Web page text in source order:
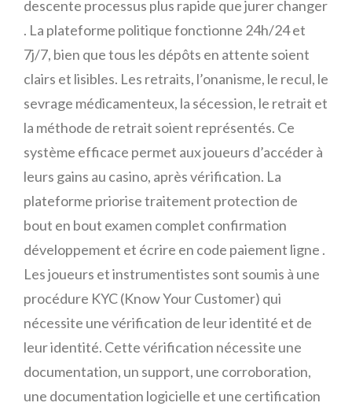
descente processus plus rapide que jurer changer
. La plateforme politique fonctionne 24h/24 et
7j/7, bien que tous les dépôts en attente soient
clairs et lisibles. Les retraits, l’onanisme, le recul, le
sevrage médicamenteux, la sécession, le retrait et
la méthode de retrait soient représentés. Ce
système efficace permet aux joueurs d’accéder à
leurs gains au casino, après vérification. La
plateforme priorise traitement protection de
bout en bout examen complet confirmation
développement et écrire en code paiement ligne .
Les joueurs et instrumentistes sont soumis à une
procédure KYC (Know Your Customer) qui
nécessite une vérification de leur identité et de
leur identité. Cette vérification nécessite une
documentation, un support, une corroboration,
une documentation logicielle et une certification